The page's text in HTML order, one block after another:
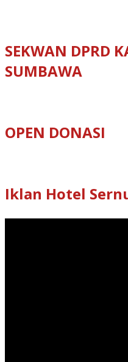
SEKWAN DPRD
SUMBAWA
OPEN DONASI
Iklan Hotel